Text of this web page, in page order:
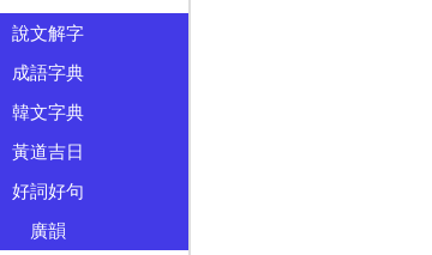
說文解字
成語字典
韓文字典
黃道吉日
好詞好句
廣韻